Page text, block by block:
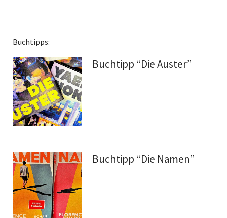
Buchtipps:
Buchtipp “Die Auster”
Buchtipp “Die Namen”